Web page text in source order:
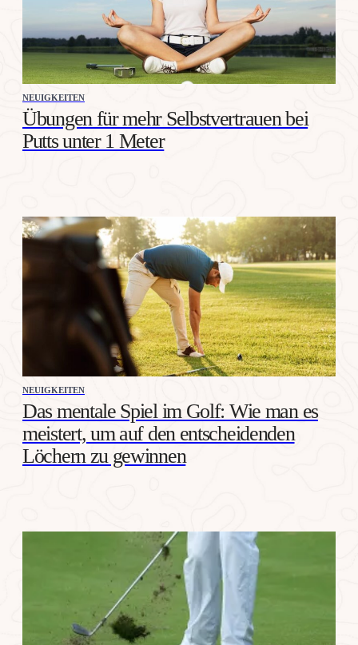
NEUIGKEITEN
Übungen für mehr Selbstvertrauen bei
Putts unter 1 Meter
NEUIGKEITEN
Das mentale Spiel im Golf: Wie man es
meistert, um auf den entscheidenden
Löchern zu gewinnen